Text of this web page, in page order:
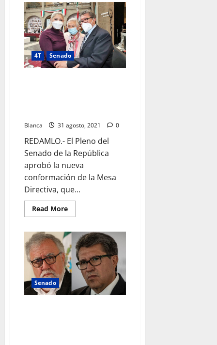
Senador
Faustino
López
Vargas
y
su
esposa
en
accidente
de
4T Senado
Blanca 31 agosto, 2021 0
REDAMLO.- El Pleno del
Senado de la República
aprobó la nueva
conformación de la Mesa
Directiva, que...
Read MoreRead
more
Camino
formará
parte
de
la
Mesa
Directiva
Senado
de
Senado